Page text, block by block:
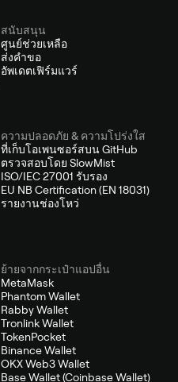
สนับสนุน
ศูนย์ช่วยเหลือ
ส่งคำขอ
อัพเดตเฟิร์มแวร์
ความปลอดภัย & ความโปร่งใส
ที่เก็บโอเพนซอร์สบน GitHub
ตรวจสอบโดย SlowMist
ISO/IEC 27001 รับรอง
EU NB Certification (EN 18031)
รายงานช่องโหว่
ย้ายจากกระเป๋าแอปอื่น
MetaMask
Phantom Wallet
Rabby Wallet
Tronlink Wallet
TokenPocket
Binance Wallet
OKX Web3 Wallet
Base Wallet (Coinbase Wallet)